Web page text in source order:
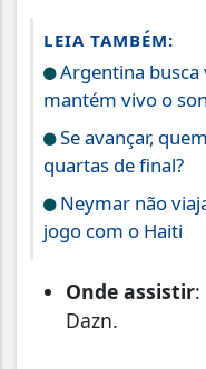
LEIA TAMBÉM:
Argentina busca
mantém vivo o
Se avançar,
quartas de final?
Neymar não
jogo com o Haiti
Onde assistir:
Dazn.